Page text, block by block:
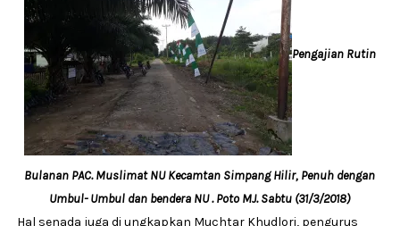
Pengajian Rutin
Bulanan PAC. Muslimat NU Kecamtan Simpang Hilir, Penuh dengan
Umbul- Umbul dan bendera NU . Poto MJ. Sabtu (31/3/2018)
Hal senada juga di ungkapkan Muchtar Khudlori, pengurus